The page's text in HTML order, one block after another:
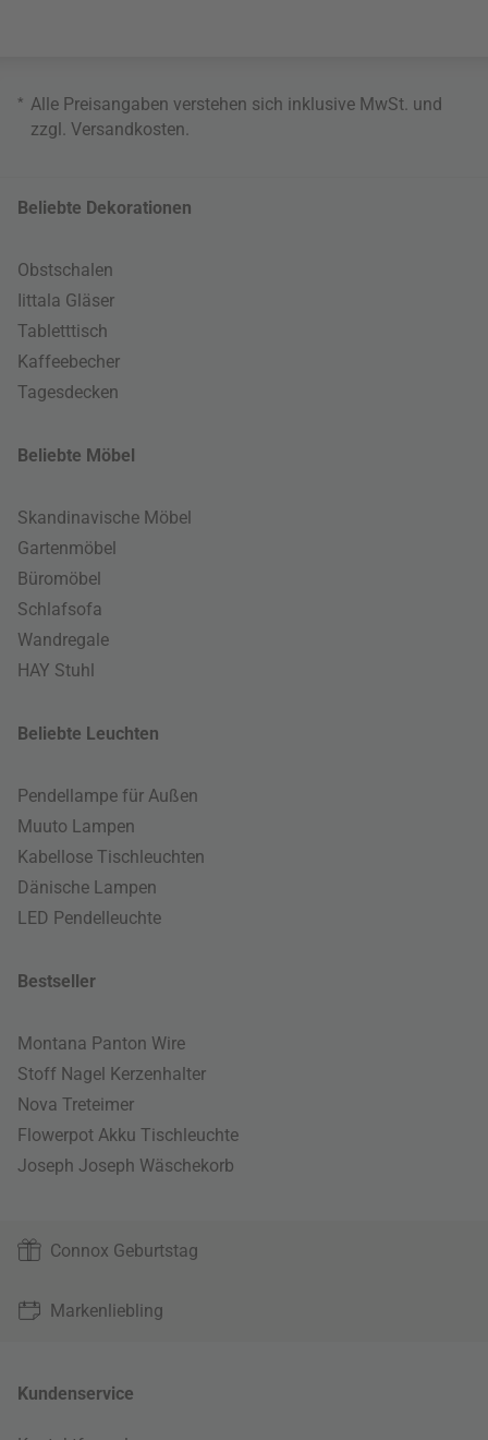
* Alle Preisangaben verstehen sich inklusive MwSt. und
zzgl. Versandkosten
Beliebte Dekorationen
Obstschalen
Iittala Gläser
Tabletttisch
Kaffeebecher
Tagesdecken
Beliebte Möbel
Skandinavische Möbel
Gartenmöbel
Büromöbel
Schlafsofa
Wandregale
HAY Stuhl
Beliebte Leuchten
Pendellampe für Außen
Muuto Lampen
Kabellose Tischleuchten
Dänische Lampen
LED Pendelleuchte
Bestseller
Montana Panton Wire
Stoff Nagel Kerzenhalter
Nova Treteimer
Flowerpot Akku Tischleuchte
Joseph Joseph Wäschekorb
Connox Geburtstag
Markenliebling
Kundenservice